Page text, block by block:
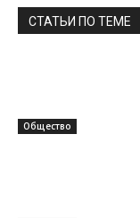
СТАТЬИ ПО ТЕМЕ
Общество